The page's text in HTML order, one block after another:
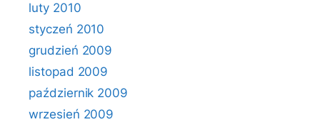
luty 2010
styczeń 2010
grudzień 2009
listopad 2009
październik 2009
wrzesień 2009